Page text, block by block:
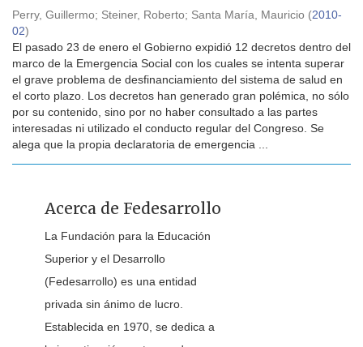
Perry, Guillermo; Steiner, Roberto; Santa María, Mauricio (2010-
02)
El pasado 23 de enero el Gobierno expidió 12 decretos dentro del
marco de la Emergencia Social con los cuales se intenta superar
el grave problema de desfinanciamiento del sistema de salud en
el corto plazo. Los decretos han generado gran polémica, no sólo
por su contenido, sino por no haber consultado a las partes
interesadas ni utilizado el conducto regular del Congreso. Se
alega que la propia declaratoria de emergencia ...
Acerca de Fedesarrollo
La Fundación para la Educación
Superior y el Desarrollo
(Fedesarrollo) es una entidad
privada sin ánimo de lucro.
Establecida en 1970, se dedica a